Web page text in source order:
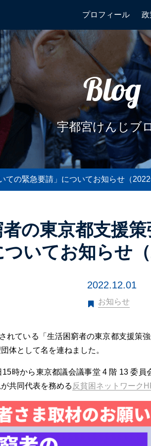
プロフィール 政
Blog
宇都宮けんじブ
ての緊急要請」についてお知らせ（2022
者の東京都支援
いてお知らせ（
2022.12.01
お知らせ
ている「生活困窮者の東京都支援策
体として名を連ねました。
時から東京都議会議事堂 4 階 13 委
共同代表を務める 反貧困ネットワーク